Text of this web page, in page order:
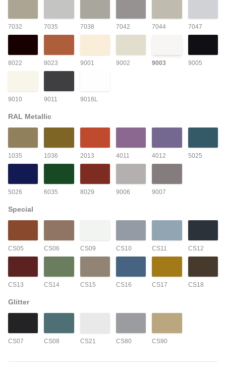
7032 7035 7038 7042 7044 7047
8022 8023 9001 9002 9003 9005
9010 9011 9016L
RAL Metallic
1035 1036 2013 4011 4012 5025
5026 6035 8029 9006 9007
Special
CS05 CS06 CS09 CS10 CS11 CS12
CS13 CS14 CS15 CS16 CS17 CS18
Glitter
CS07 CS08 CS21 CS80 CS90